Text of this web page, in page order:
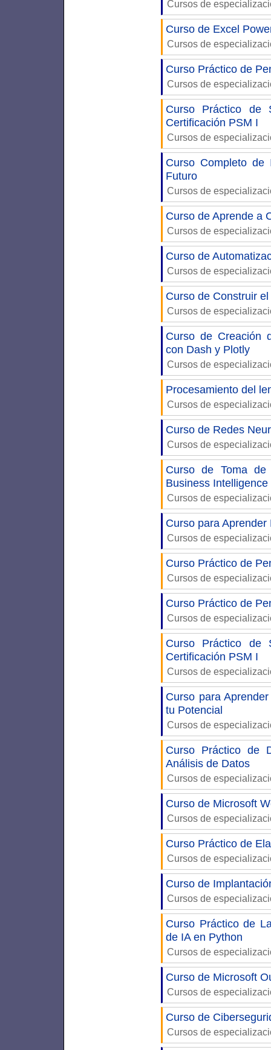
Cursos de
Curso de Excel
Cursos de
Curso Práctico de
Cursos de
Curso Práctico de
Certificación PSM I
Cursos de
Curso Completo
Futuro
Cursos de
Curso de Aprende a
Cursos de
Curso de
Cursos de
Curso de Construir
Cursos de
Curso de Creación
con Dash y Plotly
Cursos de
Procesamiento del
Cursos de
Curso de Redes
Cursos de
Curso de Toma de
Business Intelligence
Cursos de
Curso para
Cursos de
Curso Práctico de
Cursos de
Curso Práctico de
Cursos de
Curso Práctico de
Certificación PSM I
Cursos de
Curso para
tu Potencial
Cursos de
Curso Práctico de
Análisis de Datos
Cursos de
Curso de Microsoft
Cursos de
Curso Práctico de
Cursos de
Curso de
Cursos de
Curso Práctico de
de IA en Python
Cursos de
Curso de Microsoft
Cursos de
Curso de
Cursos de